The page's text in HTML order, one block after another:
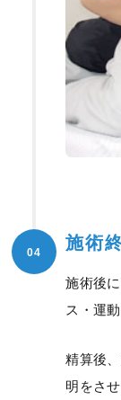
04 施術
施術後
ス・運
精算後
明をさ